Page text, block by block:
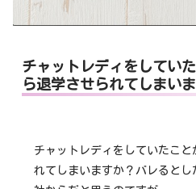
チャットレディをしてい
ら退学させられてしまい
チャットレディをしていたこ
れてしまいますか？バレると